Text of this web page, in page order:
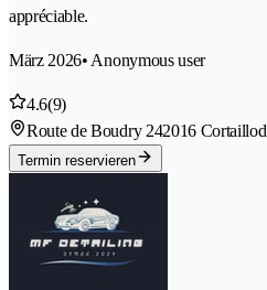
appréciable.
März 2026• Anonymous user
4.6(9)
Route de Boudry 242016 Cortaillod
Termin reservieren